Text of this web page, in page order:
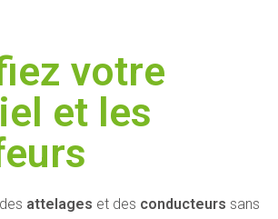
votre
et les
attelages et des conducteurs sans